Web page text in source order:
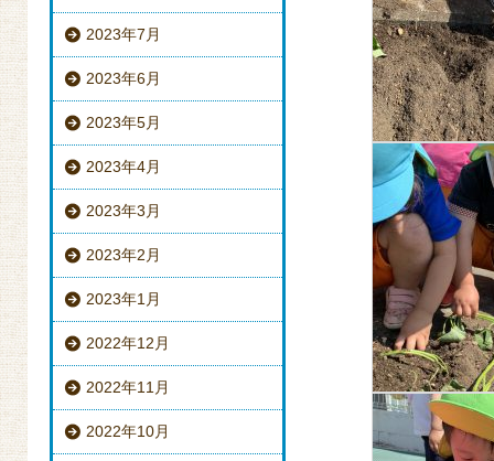
2023年7月
2023年6月
2023年5月
2023年4月
2023年3月
2023年2月
2023年1月
2022年12月
2022年11月
2022年10月